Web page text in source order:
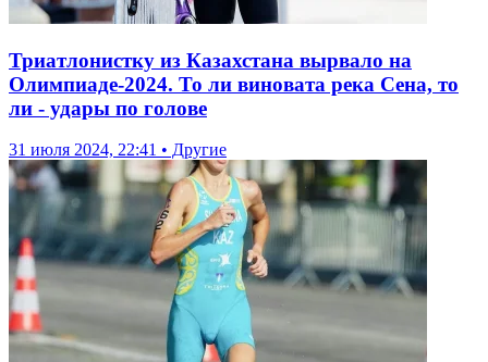
Триатлонистку из Казахстана вырвало на
Олимпиаде-2024. То ли виновата река Сена, то
ли - удары по голове
31 июля 2024, 22:41 • Другие